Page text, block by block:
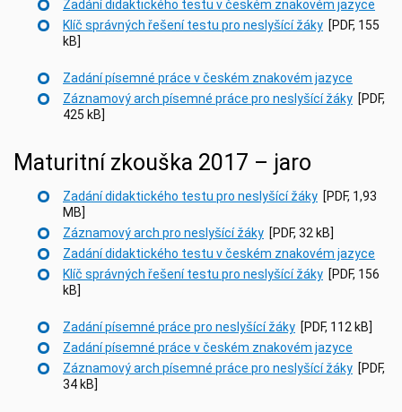
Zadání didaktického testu v českém znakovém jazyce
Klíč správných řešení testu pro neslyšící žáky [PDF, 155
kB]
Zadání písemné práce v českém znakovém jazyce
Záznamový arch písemné práce pro neslyšící žáky [PDF,
425 kB]
Maturitní zkouška 2017 – jaro
Zadání didaktického testu pro neslyšící žáky [PDF, 1,93
MB]
Záznamový arch pro neslyšící žáky [PDF, 32 kB]
Zadání didaktického testu v českém znakovém jazyce
Klíč správných řešení testu pro neslyšící žáky [PDF, 156
kB]
Zadání písemné práce pro neslyšící žáky [PDF, 112 kB]
Zadání písemné práce v českém znakovém jazyce
Záznamový arch písemné práce pro neslyšící žáky [PDF,
34 kB]